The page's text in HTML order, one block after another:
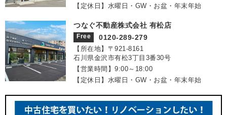
【定休日】水曜日・GW・お盆・年末年始
つなぐ不動産株式会社 有松店
Free 0120-289-279
【所在地】〒921‐8161
石川県金沢市有松3丁目3番30号
【営業時間】9:00～18:00
【定休日】水曜日・GW・お盆・年末年始